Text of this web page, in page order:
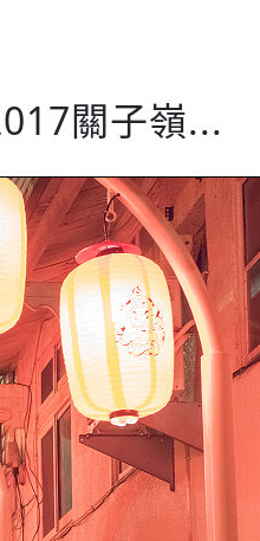
關子嶺...